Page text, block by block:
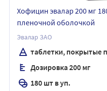
Хофицин эвалар 200 мг
пленочной оболочкой
Эвалар ЗАО
таблетки, покрытые
Дозировка 200 мг
180 шт в уп.